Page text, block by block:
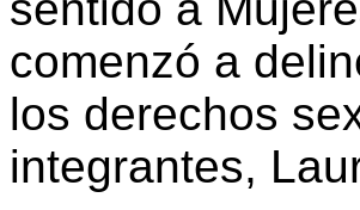
comenzó a
los derechos
integrantes,